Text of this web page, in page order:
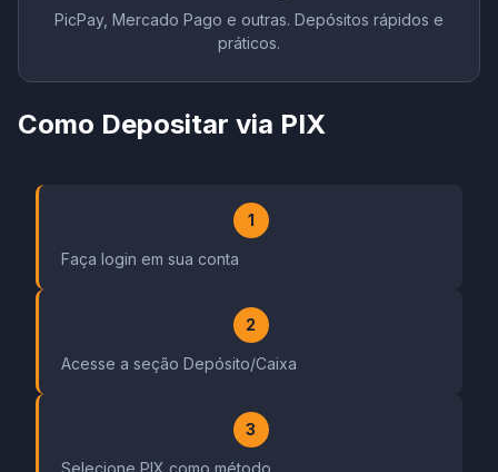
PicPay, Mercado Pago e outras. Depósitos rápidos e
práticos.
Como Depositar via PIX
1
Faça login em sua conta
2
Acesse a seção Depósito/Caixa
3
Selecione PIX como método